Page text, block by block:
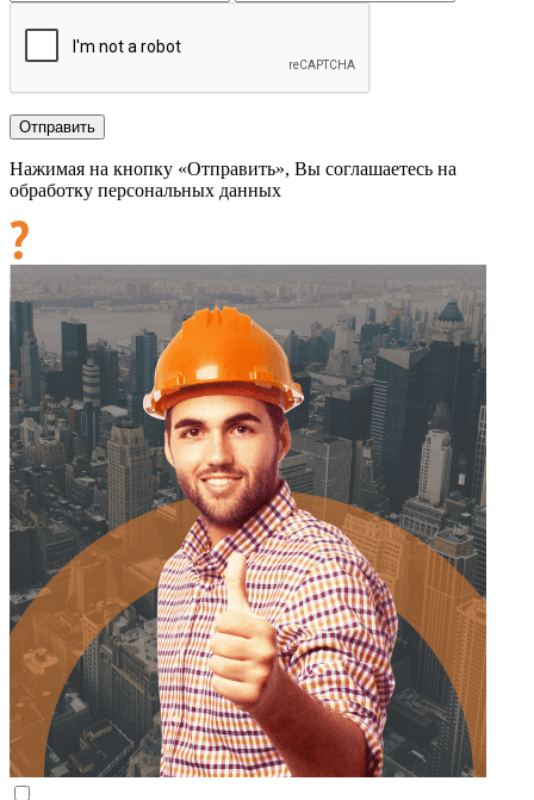
Нажимая на кнопку «Отправить», Вы соглашаетесь на
обработку персональных данных